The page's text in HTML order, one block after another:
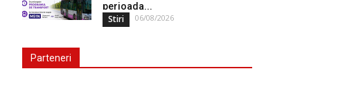
perioada...
Stiri 06/08/2026
Parteneri